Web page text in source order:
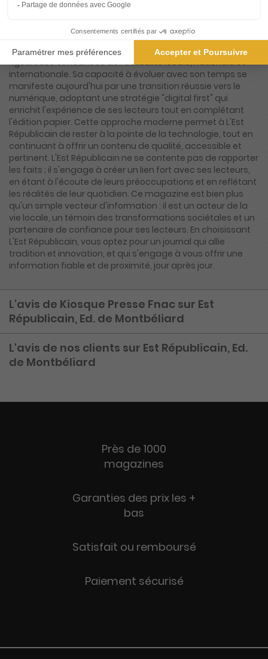
L'Est Républicain a toujours su s'adapter aux évolutions du
de son identité. Ce journal, qui a vu le jour à la fin du XIXe
siècle, a accompagné ses lecteurs à travers les grands
événements de l'histoire, offrant une couverture
rigoureuse et nuancée de l'actualité locale, nationale et
internationale. Sa capacité à évoluer avec son temps se
manifeste aujourd'hui par une transition réussie vers le
numérique, adoptant une stratégie "digital first" qui
enrichit l'expérience de ses lecteurs tout en complétant
l'édition papier. Cette approche moderne permet à L'Est
Républicain de rester à la pointe de la technologie, tout en
continuant à offrir un contenu de qualité, accessible et
pertinent. L'Est Républicain ne se contente pas de rapporter
les faits ; il s'engage à créer un lien fort avec ses lecteurs,
en étant à l'écoute de leurs préoccupations et en reflétant
les réalités de leur quotidien. Ce magazine est bien plus
qu'un simple vecteur d'information : il est un acteur de la
vie locale, un témoin des transformations sociétales et un
partenaire de confiance pour ses lecteurs. En choisissant
L'Est Républicain, vous optez pour un journal qui allie
tradition et innovation, et qui s'engage à vous offrir une
information fiable et de proximité, jour après jour.
L'avis de Kiosque Presse Fnac sur Est
Républicain, Ed. de Montbéliard
L'avis de nos clients sur Est Républicain, Ed.
de Montbéliard
Près de 1000
magazines
Garanties des prix les +
bas
Satisfait ou remboursé
Paiement sécurisé